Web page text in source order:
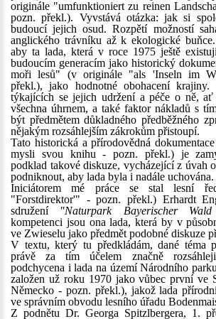
originále "umfunktioniert zu reinen
pozn. překl.). Vyvstává otázka: jak si
budoucí jejich osud. Rozpětí možností
anglického trávníku až k ekologické
aby ta lada, která v roce 1975 ještě
budoucím generacím jako historický
moři lesů" (v originále "als 'Inseln im
překl.), jako hodnotné obohacení krajiny.
týkajících se jejich udržení a péče o ně,
všechna úhrnem, a také faktor nákladů s
být předmětem důkladného předběžného
nějakým rozsáhlejším zákrokům přistoupí.
Tato historická a přírodovědná
mysli svou knihu - pozn. překl.) je
podklad takové diskuze, vycházející z úvah
podniknout, aby lada byla i nadále uchována.
Iniciátorem mé práce se stal lesní
"Forstdirektor'" - pozn. překl.) Erhardt
sdružení "Naturpark Bayerischer
kompetenci jsou ona lada, která by v
ve Zwieselu jako předmět podobné diskuze
V textu, který tu předkládám, dané téma
právě za tím účelem značně
podchycena i lada na území Národního
založen už roku 1970 jako vůbec první ve
Německo - pozn. překl.), jakož lada
ve správním obvodu lesního úřadu
Z podnětu Dr. Georga Spitzlbergera, 1.